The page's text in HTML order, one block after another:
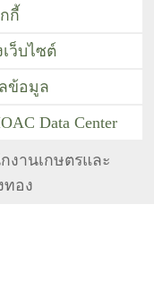
งานเกษตรและ
ทอง
กี้
ว็บไซต์
ข้อมูล
Data Center